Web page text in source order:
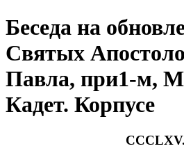
Беседа на
Святых
Павла, при1-м,
Кадет. Корпусе
CCCLXV.